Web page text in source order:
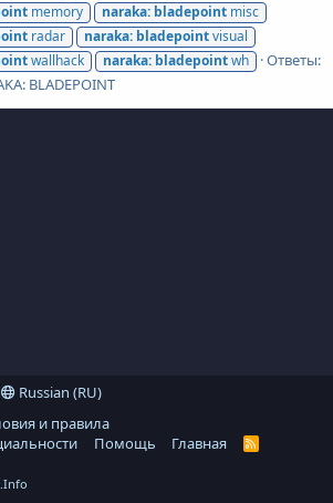
memory naraka: bladepoint misc
radar naraka: bladepointvisual
wallhack naraka: bladepointwh
Ответы:
BLADEPOINT
Russian (RU)
и правила
Помощь Главная
R